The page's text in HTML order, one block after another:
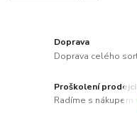
Doprava
Doprava celého
Proškolení prodejci
Radíme s nákupem